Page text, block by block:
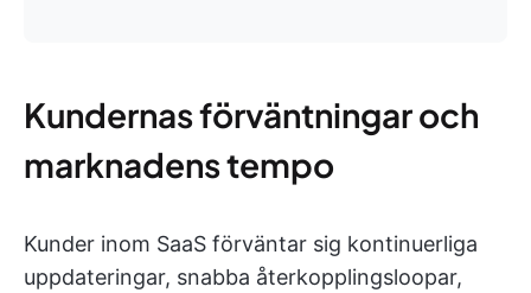
Kundernas förväntningar och
marknadens tempo
Kunder inom SaaS förväntar sig kontinuerliga
uppdateringar, snabba återkopplingsloopar,